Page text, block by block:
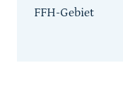
FFH-Gebiet